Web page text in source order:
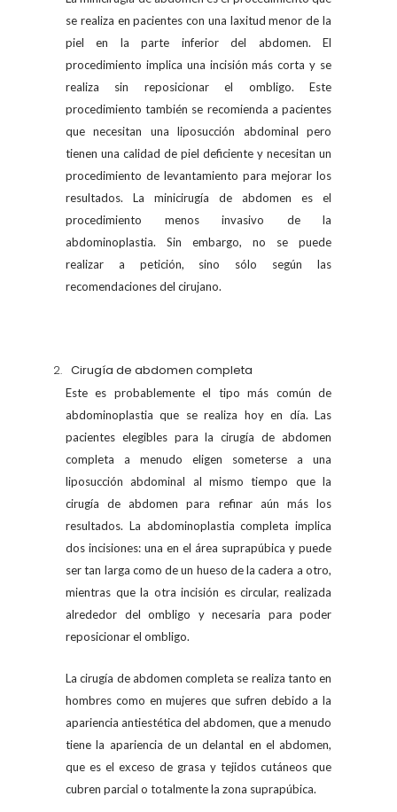
se realiza en pacientes con una laxitud menor de la
piel en la parte inferior del abdomen. El
procedimiento implica una incisión más corta y se
realiza sin reposicionar el ombligo. Este
procedimiento también se recomienda a pacientes
que necesitan una liposucción abdominal pero
tienen una calidad de piel deficiente y necesitan un
procedimiento de levantamiento para mejorar los
resultados. La minicirugía de abdomen es el
procedimiento menos invasivo de la
abdominoplastia. Sin embargo, no se puede
realizar a petición, sino sólo según las
recomendaciones del cirujano.
Cirugía de abdomen completa
Este es probablemente el tipo más común de
abdominoplastia que se realiza hoy en día. Las
pacientes elegibles para la cirugía de abdomen
completa a menudo eligen someterse a una
liposucción abdominal al mismo tiempo que la
cirugía de abdomen para refinar aún más los
resultados. La abdominoplastia completa implica
dos incisiones: una en el área suprapúbica y puede
ser tan larga como de un hueso de la cadera a otro,
mientras que la otra incisión es circular, realizada
alrededor del ombligo y necesaria para poder
reposicionar el ombligo.
La cirugía de abdomen completa se realiza tanto en
hombres como en mujeres que sufren debido a la
apariencia antiestética del abdomen, que a menudo
tiene la apariencia de un delantal en el abdomen,
que es el exceso de grasa y tejidos cutáneos que
cubren parcial o totalmente la zona suprapúbica.